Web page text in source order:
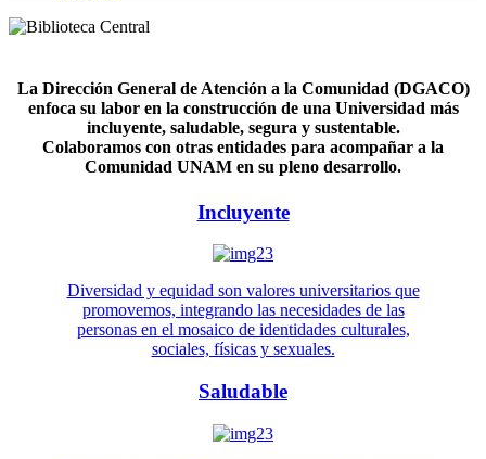
La Dirección General de Atención a la Comunidad (DGACO)
enfoca su labor en la construcción de una Universidad más
incluyente, saludable, segura y sustentable.
Colaboramos con otras entidades para acompañar a la
Comunidad UNAM en su pleno desarrollo.
Incluyente
Diversidad y equidad son valores universitarios que
promovemos, integrando las necesidades de las
personas en el mosaico de identidades culturales,
sociales, físicas y sexuales.
Saludable